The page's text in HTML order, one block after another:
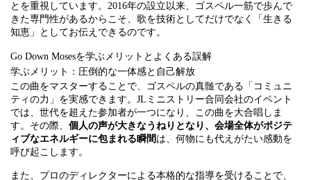
とを重視しています。2016年の設立以来、ゴスペル一筋で歩んで
きた専門性があるからこそ、歌を技術としてだけでなく「生きる
知恵」としてお伝えできるのです。
Go Down Mosesを学ぶメリットとよくある誤解
学ぶメリット：圧倒的な一体感と自己解放
この曲をマスターすることで、ゴスペルの真髄である「コミュニ
ティの力」を実感できます。JLミニストリー合同会社のイベント
では、世代を超えた参加者が一つになり、この曲を大合唱しま
す。その際、 個人の声が大きなうねりとなり、会場全体がポジテ
ィブなエネルギーに包まれる瞬間 は、何物にも代えがたい感動を
呼び起こします。
また、プロのディレクターによる本格的な指導を受けることで、